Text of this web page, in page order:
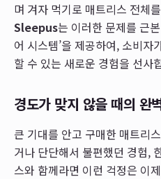
며 겨자 먹기로 매트리스 전체
Sleepus는 이러한 문제를 근
어 시스템’을 제공하여, 소비자
할 수 있는 새로운 경험을 선사
경도가 맞지 않을 때의 완
큰 기대를 안고 구매한 매트리
거나 단단해서 불편했던 경험,
스와 함께라면 이런 걱정은 이